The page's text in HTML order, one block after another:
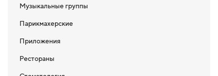
Музыкальные группы
Парикмахерские
Приложения
Рестораны